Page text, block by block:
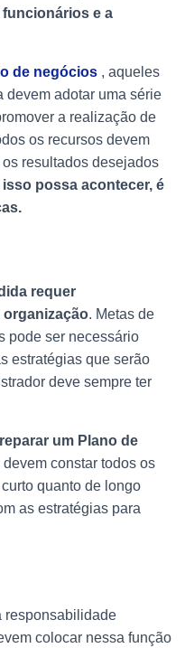
e a
de negócios , aqueles
devem adotar uma série
a realização de
os recursos devem
resultados desejados
isso possa acontecer, é
requer
organização. Metas de
pode ser necessário
estratégias que serão
deve sempre ter
um Plano de
constar todos os
quanto de longo
as estratégias para
responsabilidade
colocar nessa função